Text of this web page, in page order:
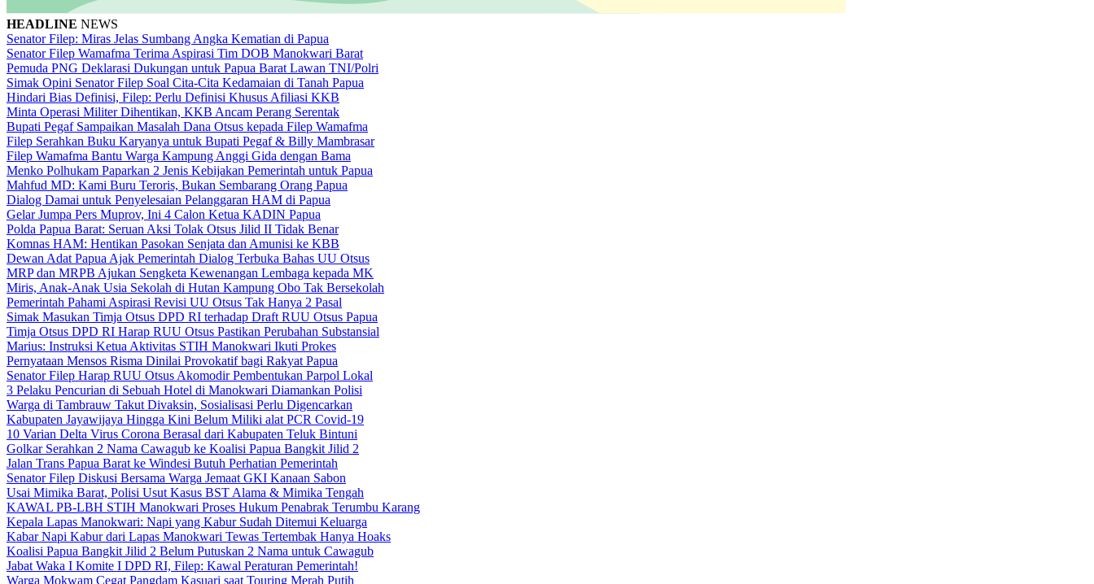
HEADLINE NEWS
Senator Filep: Miras Jelas Sumbang Angka Kematian di Papua
Senator Filep Wamafma Terima Aspirasi Tim DOB Manokwari Barat
Pemuda PNG Deklarasi Dukungan untuk Papua Barat Lawan TNI/Polri
Simak Opini Senator Filep Soal Cita-Cita Kedamaian di Tanah Papua
Hindari Bias Definisi, Filep: Perlu Definisi Khusus Afiliasi KKB
Minta Operasi Militer Dihentikan, KKB Ancam Perang Serentak
Bupati Pegaf Sampaikan Masalah Dana Otsus kepada Filep Wamafma
Filep Serahkan Buku Karyanya untuk Bupati Pegaf & Billy Mambrasar
Filep Wamafma Bantu Warga Kampung Anggi Gida dengan Bama
Menko Polhukam Paparkan 2 Jenis Kebijakan Pemerintah untuk Papua
Mahfud MD: Kami Buru Teroris, Bukan Sembarang Orang Papua
Dialog Damai untuk Penyelesaian Pelanggaran HAM di Papua
Gelar Jumpa Pers Muprov, Ini 4 Calon Ketua KADIN Papua
Polda Papua Barat: Seruan Aksi Tolak Otsus Jilid II Tidak Benar
Komnas HAM: Hentikan Pasokan Senjata dan Amunisi ke KBB
Dewan Adat Papua Ajak Pemerintah Dialog Terbuka Bahas UU Otsus
MRP dan MRPB Ajukan Sengketa Kewenangan Lembaga kepada MK
Miris, Anak-Anak Usia Sekolah di Hutan Kampung Obo Tak Bersekolah
Pemerintah Pahami Aspirasi Revisi UU Otsus Tak Hanya 2 Pasal
Simak Masukan Timja Otsus DPD RI terhadap Draft RUU Otsus Papua
Timja Otsus DPD RI Harap RUU Otsus Pastikan Perubahan Substansial
Marius: Instruksi Ketua Aktivitas STIH Manokwari Ikuti Prokes
Pernyataan Mensos Risma Dinilai Provokatif bagi Rakyat Papua
Senator Filep Harap RUU Otsus Akomodir Pembentukan Parpol Lokal
3 Pelaku Pencurian di Sebuah Hotel di Manokwari Diamankan Polisi
Warga di Tambrauw Takut Divaksin, Sosialisasi Perlu Digencarkan
Kabupaten Jayawijaya Hingga Kini Belum Miliki alat PCR Covid-19
10 Varian Delta Virus Corona Berasal dari Kabupaten Teluk Bintuni
Golkar Serahkan 2 Nama Cawagub ke Koalisi Papua Bangkit Jilid 2
Jalan Trans Papua Barat ke Windesi Butuh Perhatian Pemerintah
Senator Filep Diskusi Bersama Warga Jemaat GKI Kanaan Sabon
Usai Mimika Barat, Polisi Usut Kasus BST Alama & Mimika Tengah
KAWAL PB-LBH STIH Manokwari Proses Hukum Penabrak Terumbu Karang
Kepala Lapas Manokwari: Napi yang Kabur Sudah Ditemui Keluarga
Kabar Napi Kabur dari Lapas Manokwari Tewas Tertembak Hanya Hoaks
Koalisi Papua Bangkit Jilid 2 Belum Putuskan 2 Nama untuk Cawagub
Jabat Waka I Komite I DPD RI, Filep: Kawal Peraturan Pemerintah!
Warga Mokwam Cegat Pangdam Kasuari saat Touring Merah Putih